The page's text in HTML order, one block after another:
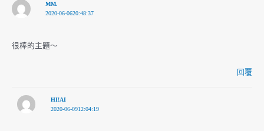
MM.
2020-06-0620:48:37
很棒的主題～
回覆
HI!AI
2020-06-0912:04:19